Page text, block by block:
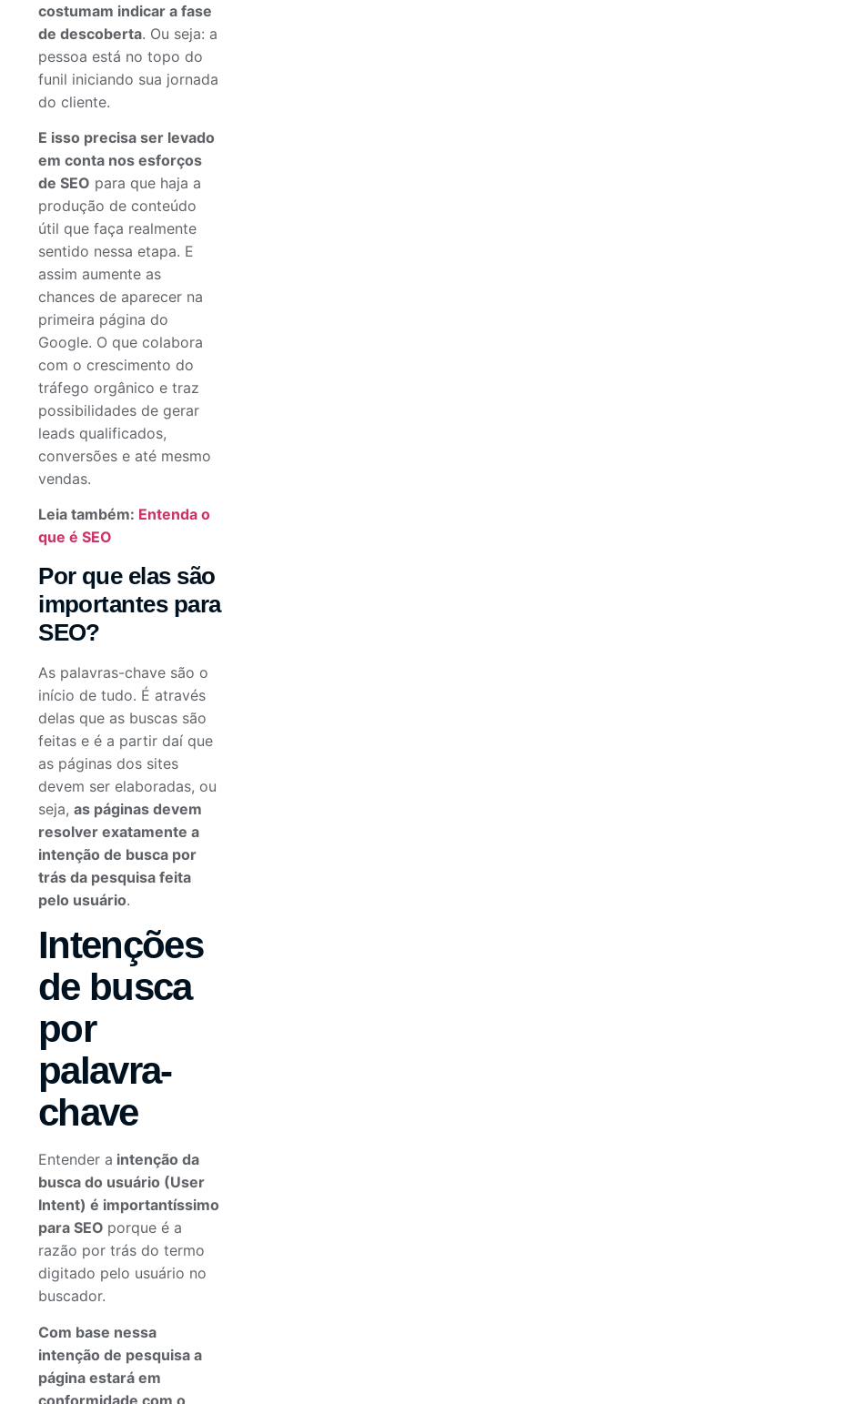
costumam indicar a fase
de descoberta. Ou seja: a
pessoa está no topo do
funil iniciando sua jornada
do cliente.
E isso precisa ser levado
em conta nos esforços
de SEO para que haja a
produção de conteúdo
útil que faça realmente
sentido nessa etapa. E
assim aumente as
chances de aparecer na
primeira página do
Google. O que colabora
com o crescimento do
tráfego orgânico e traz
possibilidades de gerar
leads qualificados,
conversões e até mesmo
vendas.
Leia também: Entenda o
que é SEO
Por que elas são
importantes para
SEO?
As palavras-chave são o
início de tudo. É através
delas que as buscas são
feitas e é a partir daí que
as páginas dos sites
devem ser elaboradas, ou
seja,as páginas devem
resolver exatamente a
intenção de busca por
trás da pesquisa feita
pelo usuário.
Intenções
de busca
por
palavra-
chave
Entender a intenção da
busca do usuário (User
Intent) é importantíssimo
para SEO porque é a
razão por trás do termo
digitado pelo usuário no
buscador.
Com base nessa
intenção de pesquisa a
página estará em
conformidade com o